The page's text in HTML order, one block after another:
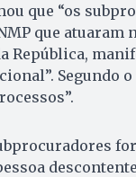
que “os
que atuaram
República,
Segundo o